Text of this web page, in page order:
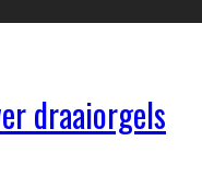
draaiorgels